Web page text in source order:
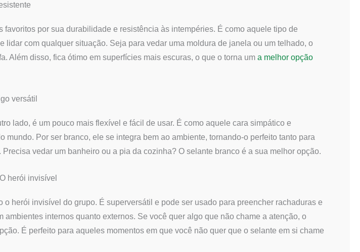
favoritos por sua durabilidade e resistência às intempéries. É como aquele tipo de
lidar com qualquer situação. Seja para vedar uma moldura de janela ou um telhado, o
Além disso, fica ótimo em superfícies mais escuras, o que o torna um a melhor opção
versátil
lado, é um pouco mais flexível e fácil de usar. É como aquele cara simpático e
mundo. Por ser branco, ele se integra bem ao ambiente, tornando-o perfeito tanto para
vedar um banheiro ou a pia da cozinha? O selante branco é a sua melhor opção.
herói invisível
o herói invisível do grupo. É superversátil e pode ser usado para preencher rachaduras e
ambientes internos quanto externos. Se você quer algo que não chame a atenção, o
É perfeito para aqueles momentos em que você não quer que o selante em si chame